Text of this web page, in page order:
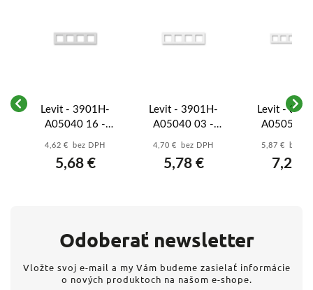
Levit - 3901H-
A05040 16 -
Rámček
šedá/biela
4,62 € bez DPH
5,68 €
Levit - 3901H-
A05040 03 -
Rámček
biela/biela
4,70 € bez DPH
5,78 €
Levit -
A05050
Rámček
biela/ľadová
5,87 € bez
7,22 €
Odoberať newsletter
Vložte svoj e-mail a my Vám budeme zasielať informácie
o nových produktoch na našom e-shope.